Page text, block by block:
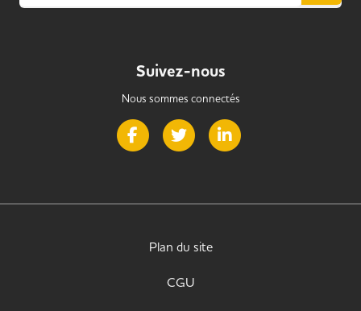
Suivez-nous
Nous sommes connectés
Page Facebook de Handi Alternance
Page Twitter de Handi Alternance
Plan du site
CGU